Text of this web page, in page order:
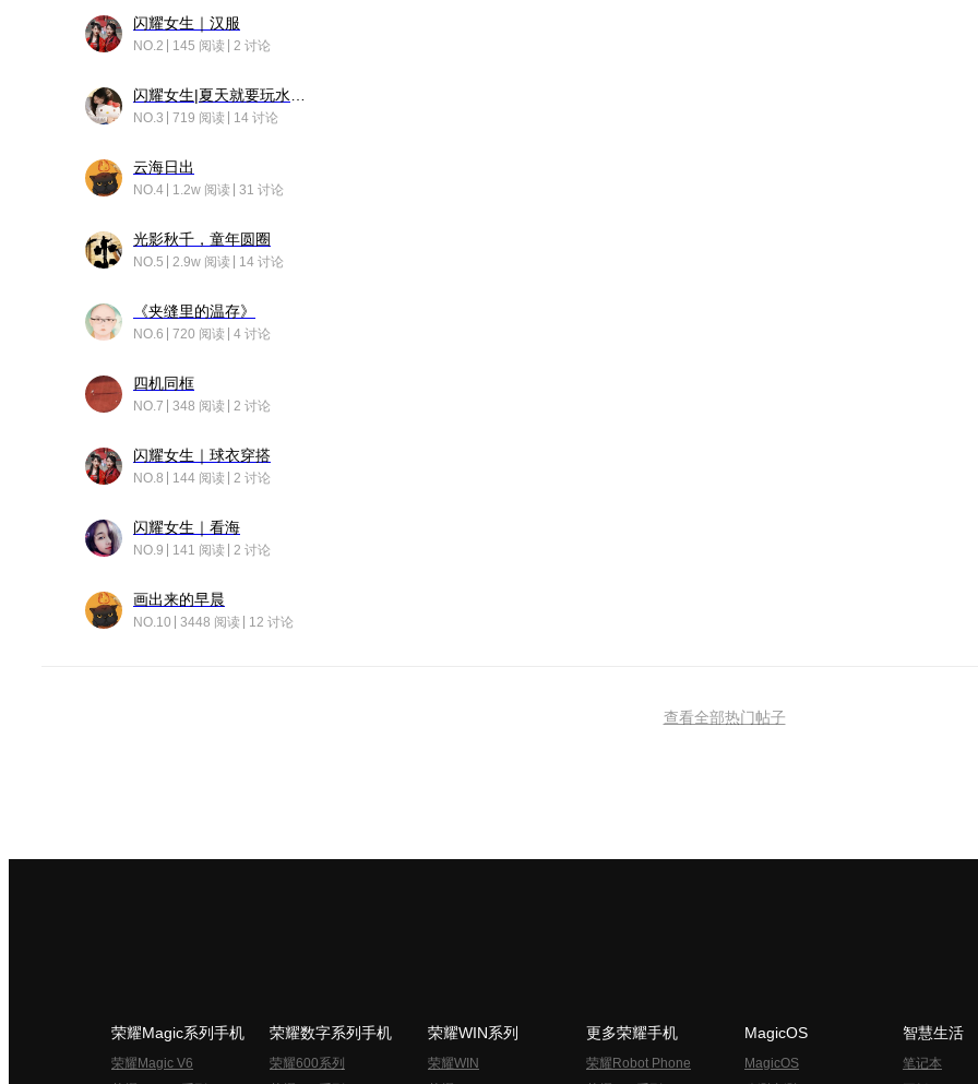
闪耀女生｜汉服
NO.2 145 阅读 2 讨论
NO.3 719 阅读 14 讨论
云海日出
NO.4 1.2w 阅读 31 讨论
光影秋千，童年圆圈
NO.5 2.9w 阅读 14 讨论
《夹缝里的温存》
NO.6 720 阅读 4 讨论
四机同框
NO.7 348 阅读 2 讨论
闪耀女生｜球衣穿搭
NO.8 144 阅读 2 讨论
闪耀女生｜看海
NO.9 141 阅读 2 讨论
画出来的早晨
NO.10 3448 阅读 12 讨论
查看全部热门帖子
荣耀Magic系列手机
荣耀Magic V6
荣耀数字系列手机
荣耀600系列
荣耀WIN系列
荣耀WIN
更多荣耀手机
荣耀Robot Phone
MagicOS
MagicOS
智慧生活
笔记本